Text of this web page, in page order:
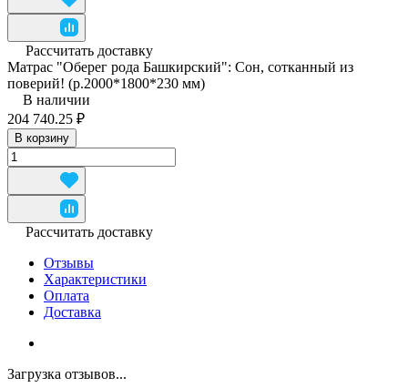
Рассчитать доставку
Матрас "Оберег рода Башкирский": Сон, сотканный из
поверий! (р.2000*1800*230 мм)
В наличии
204 740.25 ₽
В корзину
Рассчитать доставку
Отзывы
Характеристики
Оплата
Доставка
Загрузка отзывов...